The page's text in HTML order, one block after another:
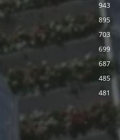
943
895
703
699
687
485
481